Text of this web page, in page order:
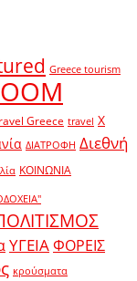
Greece tourism
Greece travel X
ΔΙΑΤΡΟΦΗ Διεθνή
ΚΟΙΝΩΝΙΑ
ΥΓΕΙΑΦΟΡΕΙΣ
κρούσματα